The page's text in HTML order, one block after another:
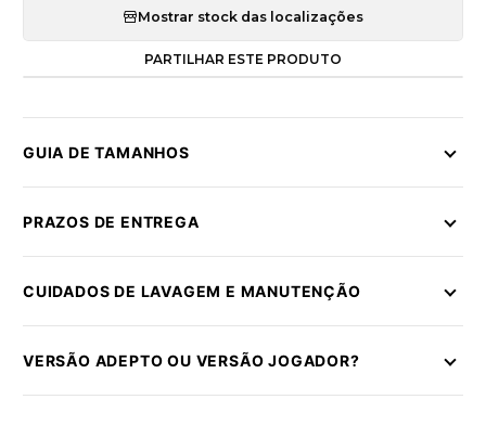
Mostrar stock das localizações
PARTILHAR ESTE PRODUTO
GUIA DE TAMANHOS
PRAZOS DE ENTREGA
CUIDADOS DE LAVAGEM E MANUTENÇÃO
VERSÃO ADEPTO OU VERSÃO JOGADOR?